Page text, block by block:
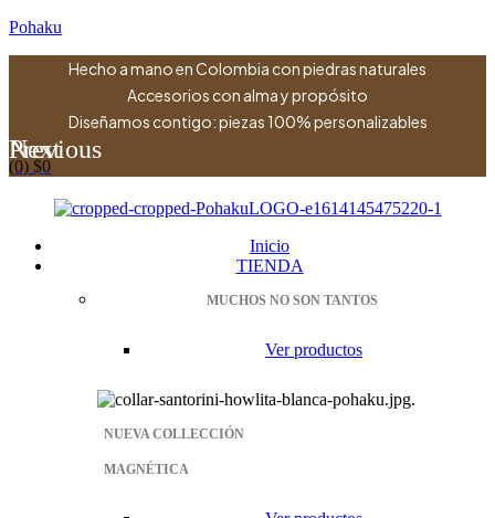
Pohaku
Hecho a mano en Colombia con piedras naturales
Accesorios con alma y propósito
Diseñamos contigo: piezas 100% personalizables
Previous
Next
(0) $0
Inicio
TIENDA
MUCHOS NO SON TANTOS
Ver productos
NUEVA COLLECCIÓN
MAGNÉTICA